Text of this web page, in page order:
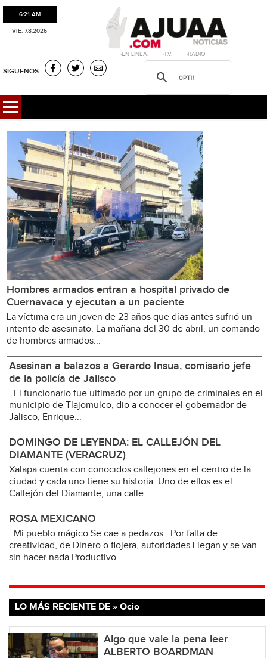
6:21 AM
VIE. 7.8.2026
·EN LÍNEA. ·T.V. ·RADIO
SIGUENOS
Hombres armados entran a hospital privado de
Cuernavaca y ejecutan a un paciente
La víctima era un joven de 23 años que días antes sufrió un
intento de asesinato. La mañana del 30 de abril, un comando
de hombres armados...
Asesinan a balazos a Gerardo Insua, comisario jefe
de la policía de Jalisco
El funcionario fue ultimado por un grupo de criminales en el
municipio de Tlajomulco, dio a conocer el gobernador de
Jalisco, Enrique...
DOMINGO DE LEYENDA: EL CALLEJÓN DEL
DIAMANTE (VERACRUZ)
Xalapa cuenta con conocidos callejones en el centro de la
ciudad y cada uno tiene su historia. Uno de ellos es el
Callejón del Diamante, una calle...
ROSA MEXICANO
Mi pueblo mágico Se cae a pedazos Por falta de
creatividad, de Dinero o flojera, autoridades Llegan y se van
sin hacer nada Productivo...
LO MÁS RECIENTE DE » Ocio
Algo que vale la pena leer
ALBERTO BOARDMAN